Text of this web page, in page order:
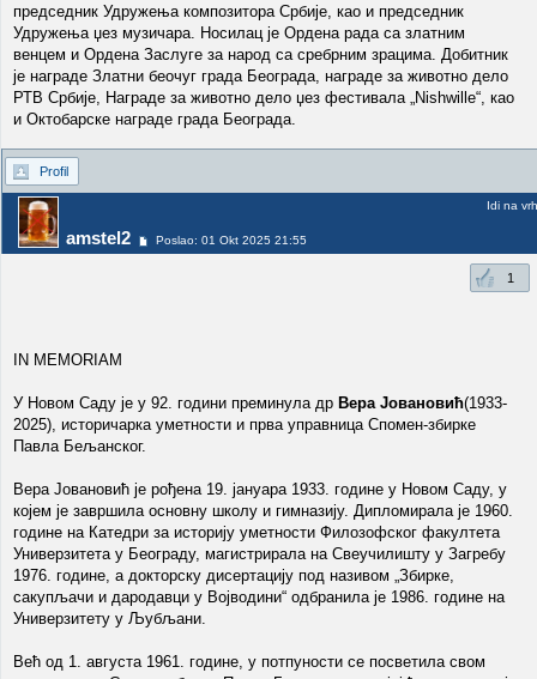
председник Удружења композитора Србије, као и председник
Удружења џез музичара. Носилац је Ордена рада са златним
венцем и Ордена Заслуге за народ са сребрним зрацима. Добитник
је награде Златни беочуг града Београда, награде за животно дело
РТВ Србије, Награде за животно дело џез фестивала „Nishwille“, као
и Октобарске награде града Београда.
Profil
amstel2 Poslao: 01 Okt 2025 21:55
Idi na vrh
1
IN MEMORIAM
У Новом Саду је у 92. години преминула др Вера Јовановић(1933-
2025), историчарка уметности и прва управница Спомен-збирке
Павла Бељанског.
Вера Јовановић је рођена 19. јануара 1933. године у Новом Саду, у
којем је завршила основну школу и гимназију. Дипломирала је 1960.
године на Катедри за историју уметности Филозофског факултета
Универзитета у Београду, магистрирала на Свеучилишту у Загребу
1976. године, а докторску дисертацију под називом „Збирке,
сакупљачи и дародавци у Војводини“ одбранила је 1986. године на
Универзитету у Љубљани.
Већ од 1. августа 1961. године, у потпуности се посветила свом